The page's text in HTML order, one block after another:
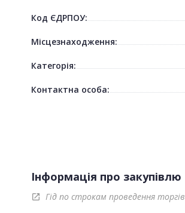
Код ЄДРПОУ:
Місцезнаходження:
Категорія:
Контактна особа:
Інформація про закупівлю
open_in_new Гід по строкам проведення торгів